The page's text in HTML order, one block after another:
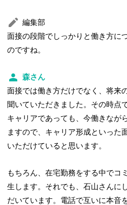
編集部
面接の段階でしっかりと働き方に
のですね。
森さん
面接では働き方だけでなく、将来
聞いていただきました。その時点
キャリアであっても、今働きなが
ますので、キャリア形成といった
いただけていると思います。
もちろん、在宅勤務をする中でコ
生します。それでも、石山さんに
だいています。電話で互いに本音